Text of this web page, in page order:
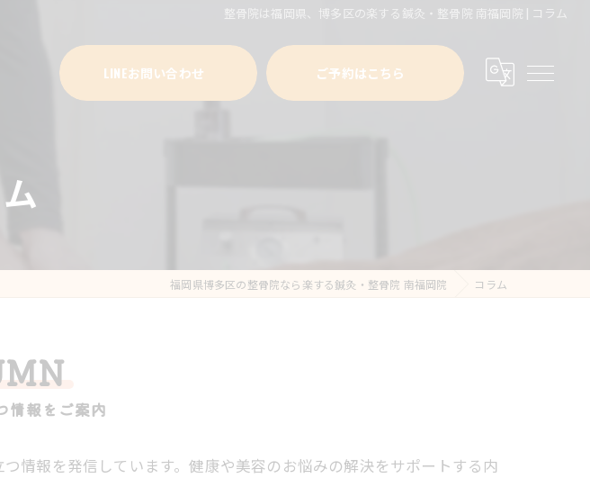
整骨院は福岡県、博多区の楽する鍼灸・整骨院 南福岡院 | コラム
LINEお問い合わせ ご予約はこちら
福岡県博多区の整骨院なら楽する鍼灸・整骨院 南福岡院 コラム
情報をご案内
情報を発信しています。健康や美容のお悩みの解決をサポートする内